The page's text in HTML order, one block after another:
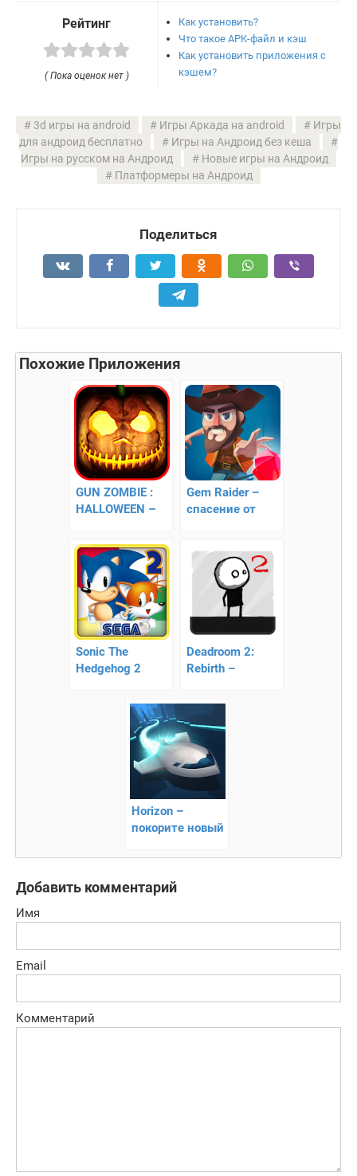
Рейтинг
( Пока оценок нет )
Как установить?
Что такое APK-файл и кэш
Как установить приложения с
кэшем?
3d игры на android Игры Аркада на android
Игры
для андроид бесплатно
Игры на Андроид без кеша
Игры на русском на Андроид
Новые игры на Андроид
Платформеры на Андроид
Поделиться
Похожие Приложения
GUN ZOMBIE :
HALLOWEEN –
зомби!
Gem Raider –
спасение от
Sonic The
Hedgehog 2
Deadroom 2:
Rebirth –
лабиринт
Horizon –
покорите новый
Добавить комментарий
Имя
Email
Комментарий